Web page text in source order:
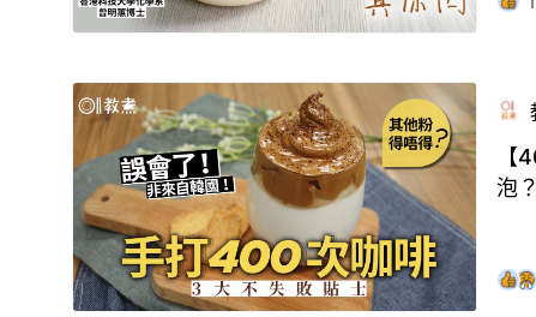
【
泡？